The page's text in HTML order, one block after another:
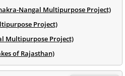
(Bhakra-Nangal Multipurpose Project)
Project)
Multipurpose Project)
of Rajasthan)